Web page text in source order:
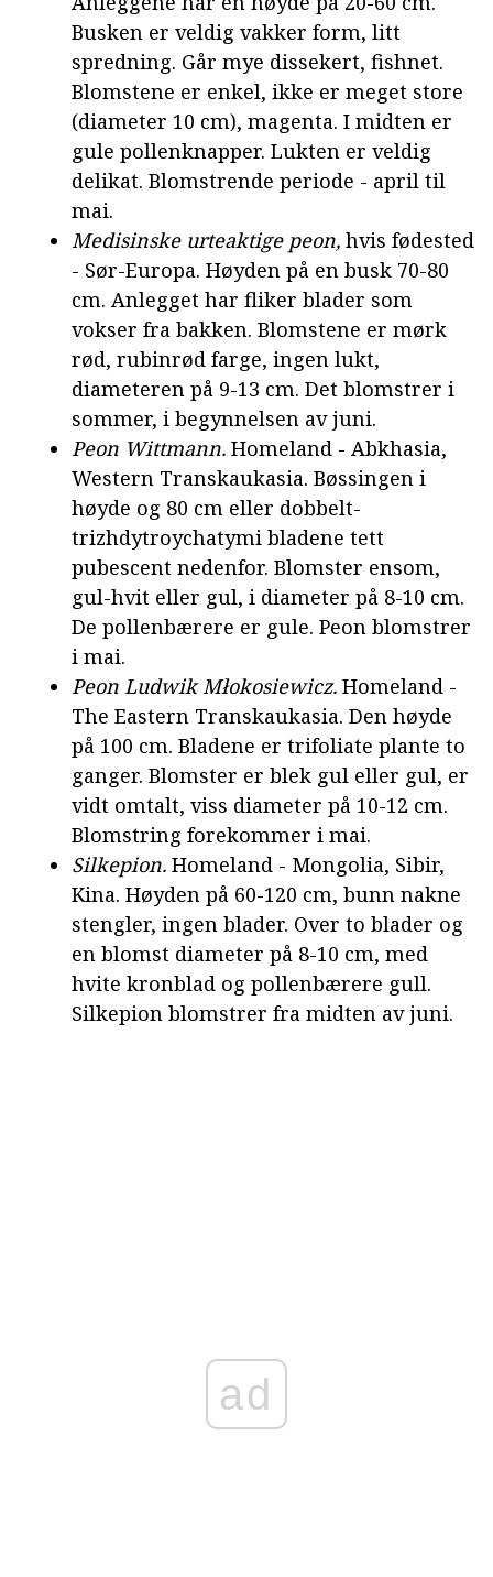
Busken er veldig vakker form, litt
spredning. Går mye dissekert, fishnet.
Blomstene er enkel, ikke er meget store
(diameter 10 cm), magenta. I midten er
gule pollenknapper. Lukten er veldig
delikat. Blomstrende periode - april til
mai.
Medisinske urteaktige peon, hvis fødested
- Sør-Europa. Høyden på en busk 70-80
cm. Anlegget har fliker blader som
vokser fra bakken. Blomstene er mørk
rød, rubinrød farge, ingen lukt,
diameteren på 9-13 cm. Det blomstrer i
sommer, i begynnelsen av juni.
Peon Wittmann. Homeland - Abkhasia,
Western Transkaukasia. Bøssingen i
høyde og 80 cm eller dobbelt-
trizhdytroychatymi bladene tett
pubescent nedenfor. Blomster ensom,
gul-hvit eller gul, i diameter på 8-10 cm.
De pollenbærere er gule. Peon blomstrer
i mai.
Peon Ludwik Młokosiewicz. Homeland -
The Eastern Transkaukasia. Den høyde
på 100 cm. Bladene er trifoliate plante to
ganger. Blomster er blek gul eller gul, er
vidt omtalt, viss diameter på 10-12 cm.
Blomstring forekommer i mai.
Silkepion. Homeland - Mongolia, Sibir,
Kina. Høyden på 60-120 cm, bunn nakne
stengler, ingen blader. Over to blader og
en blomst diameter på 8-10 cm, med
hvite kronblad og pollenbærere gull.
Silkepion blomstrer fra midten av juni.
ad